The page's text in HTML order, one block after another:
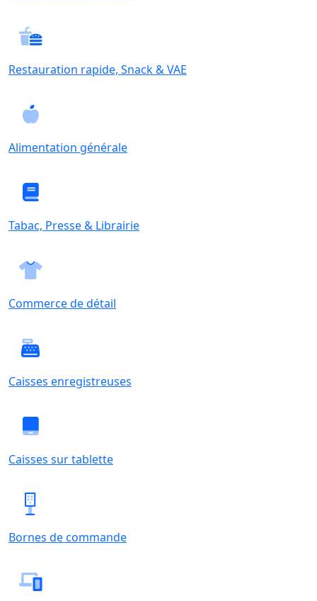
Restauration rapide, Snack & VAE
Alimentation générale
Tabac, Presse & Librairie
Commerce de détail
Caisses enregistreuses
Caisses sur tablette
Bornes de commande